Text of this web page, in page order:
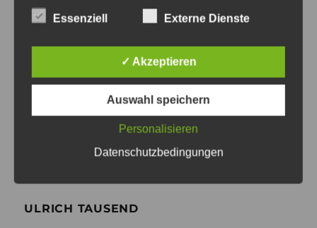
Beitrag:
Nächster
Schlechte Aussichten für Anti-
Kriegs -Shooter
ULRICH TAUSEND
Essenziell Externe Dienste
✓ Akzeptieren
Auswahl speichern
Personalisieren
Datenschutzbedingungen